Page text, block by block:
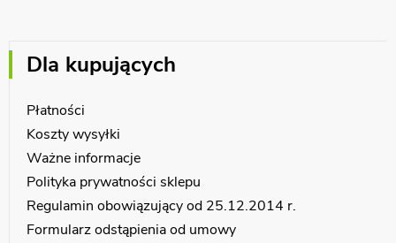
Dla kupujących
Płatności
Koszty wysyłki
Ważne informacje
Polityka prywatności sklepu
Regulamin obowiązujący od 25.12.2014 r.
Formularz odstąpienia od umowy